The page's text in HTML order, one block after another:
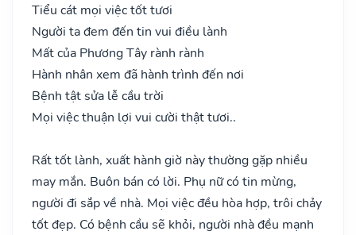
Tiểu cát mọi việc tốt tươi
Người ta đem đến tin vui điều lành
Mất của Phương Tây rành rành
Hành nhân xem đã hành trình đến nơi
Bệnh tật sửa lễ cầu trời
Mọi việc thuận lợi vui cười thật tươi..
Rất tốt lành, xuất hành giờ này thường gặp nhiều
may mắn. Buôn bán có lời. Phụ nữ có tin mừng,
người đi sắp về nhà. Mọi việc đều hòa hợp, trôi chảy
tốt đẹp. Có bệnh cầu sẽ khỏi, người nhà đều mạnh